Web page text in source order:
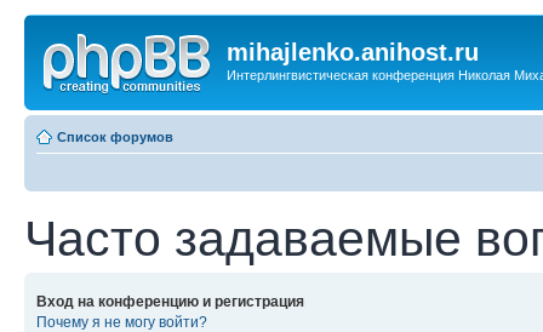
mihajlenko.anihost.ru
Интерлингвистическая конференция Николая
Список форумов
Часто задаваемые
Вход на конференцию и регистрация
Почему я не могу войти?